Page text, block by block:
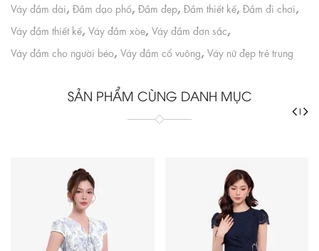
Váy đầm dài, Đầm dạo phố, Đầm đẹp, Đầm thiết kế, Đầm đi chơi,
Váy đầm thiết kế, Váy đầm xòe, Váy đầm đơn sắc,
Váy đầm cho người béo, Váy đầm cổ vuông, Váy nữ đẹp trẻ trung
SẢN PHẨM CÙNG DANH MỤC